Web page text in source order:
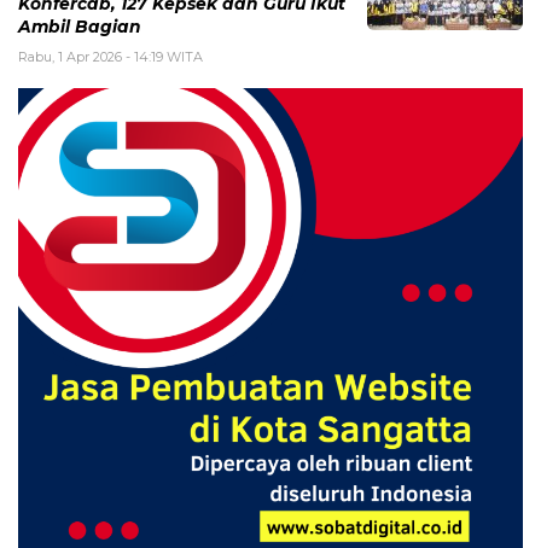
Ambil Bagian
Rabu, 1 Apr 2026 - 14:19 WITA